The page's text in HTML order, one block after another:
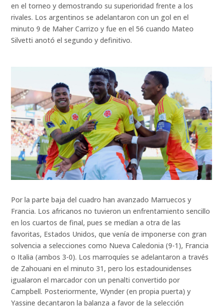
en el torneo y demostrando su superioridad frente a los
rivales. Los argentinos se adelantaron con un gol en el
minuto 9 de Maher Carrizo y fue en el 56 cuando Mateo
Silvetti anotó el segundo y definitivo.
Por la parte baja del cuadro han avanzado Marruecos y
Francia. Los africanos no tuvieron un enfrentamiento sencillo
en los cuartos de final, pues se medían a otra de las
favoritas, Estados Unidos, que venía de imponerse con gran
solvencia a selecciones como Nueva Caledonia (9-1), Francia
o Italia (ambos 3-0). Los marroquíes se adelantaron a través
de Zahouani en el minuto 31, pero los estadounidenses
igualaron el marcador con un penalti convertido por
Campbell. Posteriormente, Wynder (en propia puerta) y
Yassine decantaron la balanza a favor de la selección